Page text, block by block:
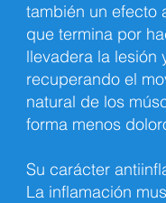
también un efecto
que termina por
llevadera la lesión
recuperando el
natural de los
forma menos
Su carácter
La inflamación